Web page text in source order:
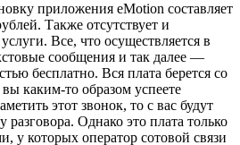
приложения eMotion составляет
Также отсутствует и
Все, что осуществляется в
сообщения и так далее —
бесплатно. Вся плата берется со
каким-то образом успеете
этот звонок, то с вас будут
разговора. Однако это плата только
у которых оператор сотовой связи